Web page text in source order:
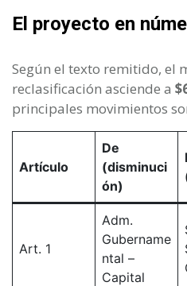
El proyecto en
Según el texto remitido, el
reclasificación asciende a
principales movimientos
Artículo
De
(disminuci
ón)
Art. 1
Adm.
Gubername
ntal –
Capital